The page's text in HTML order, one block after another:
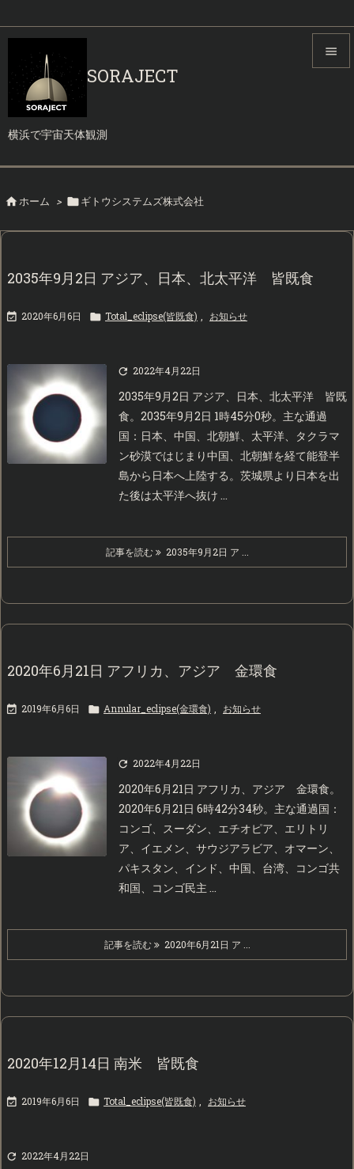
SORAJECT
横浜で宇宙天体観測


ホーム > ギトウシステムズ株式会社
2035年9月2日 アジア、日本、北太平洋 皆既食
 2020年6月6日  Total_eclipse(皆既食) お知らせ
 2022年4月22日
2035年9月2日 アジア、日本、北太平洋 皆既
食。2035年9月2日 1時45分0秒。主な通過
国：日本、中国、北朝鮮、太平洋、タクラマ
ン砂漠ではじまり中国、北朝鮮を経て能登半
島から日本へ上陸する。茨城県より日本を出
た後は太平洋へ抜け ...
記事を読む 2035年9月2日 ア ...
2020年6月21日 アフリカ、アジア 金環食
 2019年6月6日  Annular_eclipse(金環食) お知らせ
 2022年4月22日
2020年6月21日 アフリカ、アジア 金環食。
2020年6月21日 6時42分34秒。主な通過国：
コンゴ、スーダン、エチオピア、エリトリ
ア、イエメン、サウジアラビア、オマーン、
パキスタン、インド、中国、台湾、コンゴ共
和国、コンゴ民主 ...
記事を読む 2020年6月21日 ア ...
2020年12月14日 南米 皆既食
 2019年6月6日  Total_eclipse(皆既食) お知らせ
 2022年4月22日